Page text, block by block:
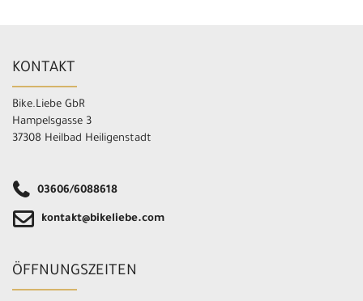
KONTAKT
Bike.Liebe GbR
Hampelsgasse 3
37308 Heilbad Heiligenstadt
03606/6088618
kontakt@bikeliebe.com
ÖFFNUNGSZEITEN